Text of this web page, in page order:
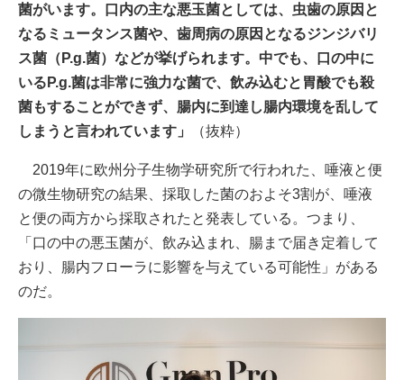
菌がいます。口内の主な悪玉菌としては、虫歯の原因と
なるミュータンス菌や、歯周病の原因となるジンジバリ
ス菌（P.g.菌）などが挙げられます。中でも、口の中に
いるP.g.菌は非常に強力な菌で、飲み込むと胃酸でも殺
菌もすることができず、腸内に到達し腸内環境を乱して
しまうと言われています」
（抜粋）
2019年に欧州分子生物学研究所で行われた、唾液と便
の微生物研究の結果、採取した菌のおよそ3割が、唾液
と便の両方から採取されたと発表している。つまり、
「口の中の悪玉菌が、飲み込まれ、腸まで届き定着して
おり、腸内フローラに影響を与えている可能性」がある
のだ。